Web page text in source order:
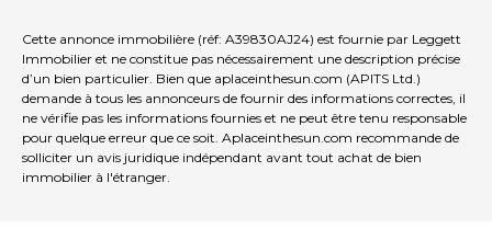
Cette annonce immobilière (réf: A39830AJ24) est fournie par Leggett
Immobilier et ne constitue pas nécessairement une description précise
d’un bien particulier. Bien que aplaceinthesun.com (APITS Ltd.)
demande à tous les annonceurs de fournir des informations correctes, il
ne vérifie pas les informations fournies et ne peut être tenu responsable
pour quelque erreur que ce soit. Aplaceinthesun.com recommande de
solliciter un avis juridique indépendant avant tout achat de bien
immobilier à l'étranger.